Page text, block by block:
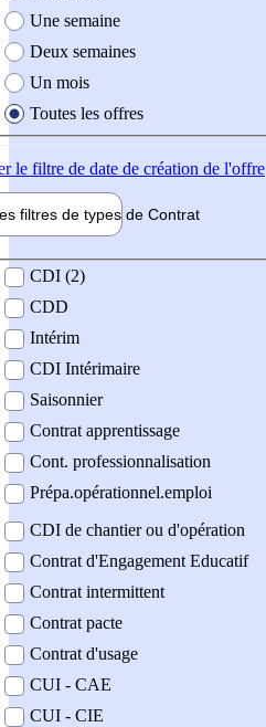
Une semaine
Deux semaines
Un mois
Toutes les offres
le filtre de date de création de l'offre
filtres de types de Contrat
contrat
CDI (2)
CDD
Intérim
CDI Intérimaire
Saisonnier
Contrat apprentissage
Cont. professionnalisation
Prépa.opérationnel.emploi
CDI de chantier ou d'opération
Contrat d'Engagement Educatif
Contrat intermittent
Contrat pacte
Contrat d'usage
CUI - CAE
CUI - CIE